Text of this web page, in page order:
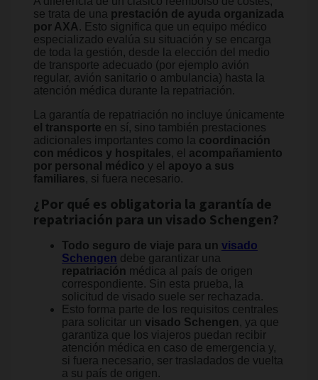
se trata de una prestación de ayuda organizada
por AXA . Esto significa que un equipo médico
especializado evalúa su situación y se encarga
de toda la gestión, desde la elección del medio
de transporte adecuado (por ejemplo avión
regular, avión sanitario o ambulancia) hasta la
atención médica durante la repatriación.
La garantía de repatriación no incluye únicamente
el transporte en sí, sino también prestaciones
adicionales importantes como la coordinación
con médicos y hospitales, el acompañamiento
por personal médico y el apoyo a sus
familiares, si fuera necesario.
¿Por qué es obligatoria la garantía de
repatriación para un visado Schengen?
Todo seguro de viaje para un visado
Schengen debe garantizar una
repatriación médica al país de origen
correspondiente. Sin esta prueba, la
solicitud de visado suele ser rechazada.
Esto forma parte de los requisitos centrales
para solicitar un visado Schengen, ya que
garantiza que los viajeros puedan recibir
atención médica en caso de emergencia y,
si fuera necesario, ser trasladados de vuelta
a su país de origen.